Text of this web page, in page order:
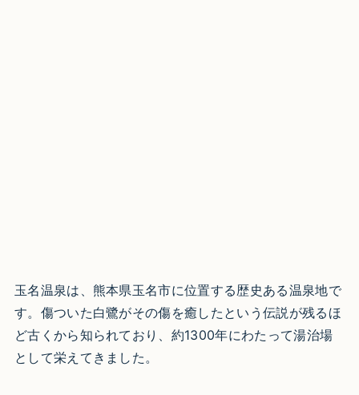
玉名温泉は、熊本県玉名市に位置する歴史ある温泉地で
す。傷ついた白鷺がその傷を癒したという伝説が残るほ
ど古くから知られており、約1300年にわたって湯治場
として栄えてきました。